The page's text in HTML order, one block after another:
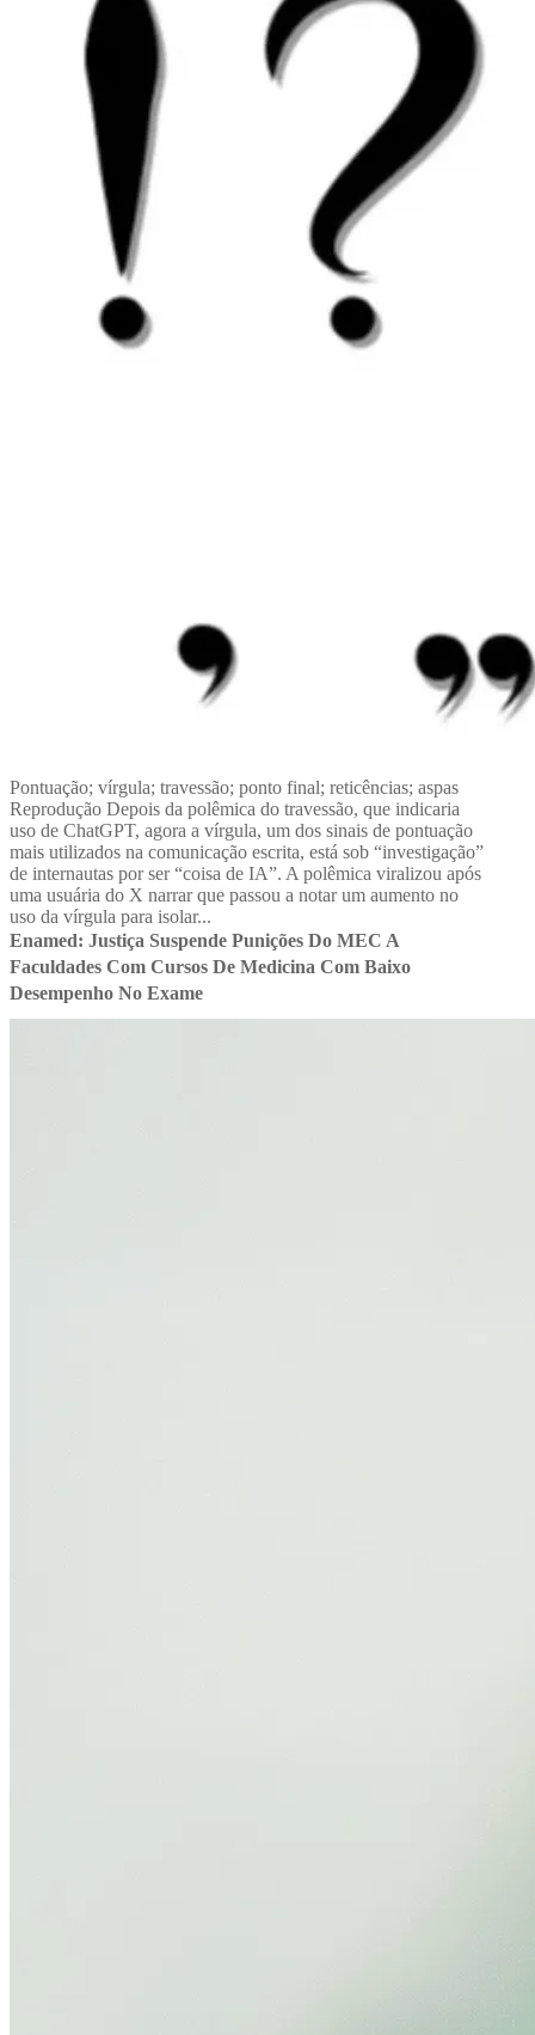
Pontuação; vírgula; travessão; ponto final; reticências; aspas
Reprodução Depois da polêmica do travessão, que indicaria
uso de ChatGPT, agora a vírgula, um dos sinais de pontuação
mais utilizados na comunicação escrita, está sob “investigação”
de internautas por ser “coisa de IA”. A polêmica viralizou após
uma usuária do X narrar que passou a notar um aumento no
uso da vírgula para isolar...
Enamed: Justiça Suspende Punições Do MEC A
Faculdades Com Cursos De Medicina Com Baixo
Desempenho No Exame